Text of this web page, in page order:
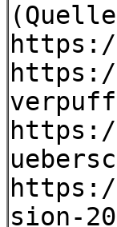
sion-